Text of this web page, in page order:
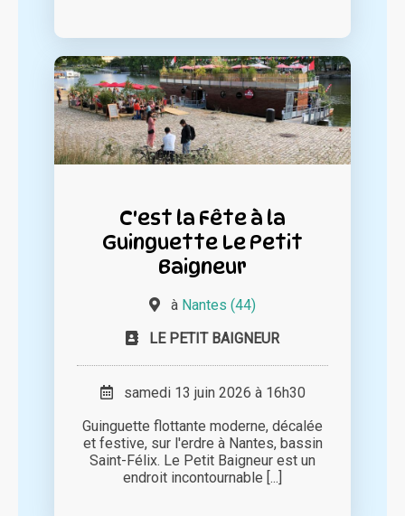
C'est la Fête à la
Guinguette Le Petit
Baigneur
à Nantes (44)
LE PETIT BAIGNEUR
samedi 13 juin 2026 à 16h30
Guinguette flottante moderne, décalée
et festive, sur l'erdre à Nantes, bassin
Saint-Félix. Le Petit Baigneur est un
endroit incontournable [...]